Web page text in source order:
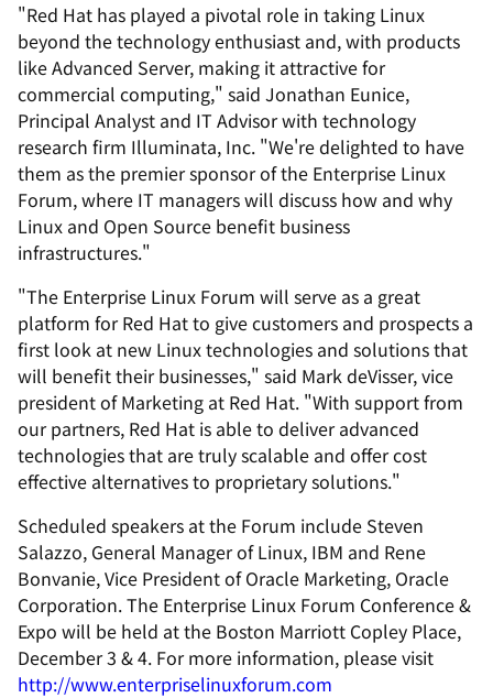
"Red Hat has played a pivotal role in taking Linux
beyond the technology enthusiast and, with products
like Advanced Server, making it attractive for
commercial computing," said Jonathan Eunice,
Principal Analyst and IT Advisor with technology
research firm Illuminata, Inc. "We're delighted to have
them as the premier sponsor of the Enterprise Linux
Forum, where IT managers will discuss how and why
Linux and Open Source benefit business
infrastructures."
"The Enterprise Linux Forum will serve as a great
platform for Red Hat to give customers and prospects a
first look at new Linux technologies and solutions that
will benefit their businesses," said Mark deVisser, vice
president of Marketing at Red Hat. "With support from
our partners, Red Hat is able to deliver advanced
technologies that are truly scalable and offer cost
effective alternatives to proprietary solutions."
Scheduled speakers at the Forum include Steven
Salazzo, General Manager of Linux, IBM and Rene
Bonvanie, Vice President of Oracle Marketing, Oracle
Corporation. The Enterprise Linux Forum Conference &
Expo will be held at the Boston Marriott Copley Place,
December 3 & 4. For more information, please visit
http://www.enterpriselinuxforum.com